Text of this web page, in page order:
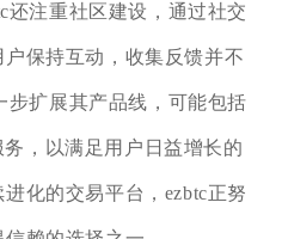
还注重社区建设，通过社交
保持互动，收集反馈并不
步扩展其产品线，可能包括
，以满足用户日益增长的
化的交易平台，ezbtc正努